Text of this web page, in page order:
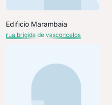
Edificio Marambaia
rua brígida de vasconcelos